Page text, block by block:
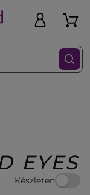
EYES
Készleten
Szűrő